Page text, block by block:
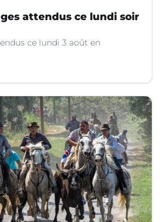
attendus ce lundi soir
ce lundi 3 août en